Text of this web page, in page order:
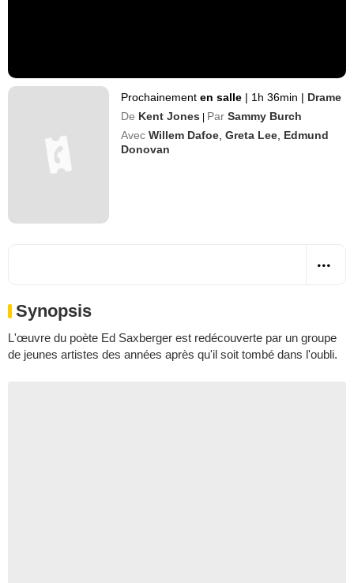
Prochainementen salle | 1h 36min | Drame
De Kent Jones | Par Sammy Burch
Avec Willem Dafoe ,Greta Lee Edmund
Donovan
Synopsis
L'œuvre du poète Ed Saxberger est redécouverte par un groupe
de jeunes artistes des années après qu'il soit tombé dans l'oubli.